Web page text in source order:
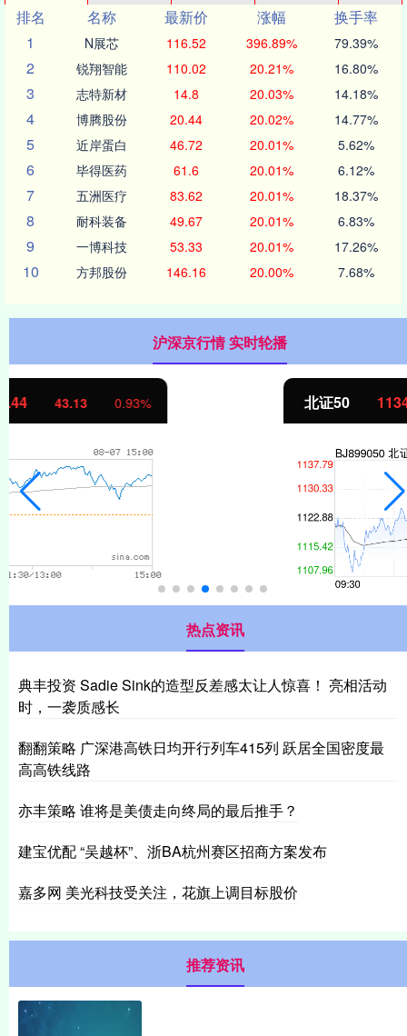
排名
名称 最新价 涨幅
换手率
1
N展芯 116.52 396.89% 79.39%
2 锐翔智能 110.02 20.21% 16.80%
3 志特新材 14.8 20.03% 14.18%
4 博腾股份 20.44 20.02% 14.77%
5 近岸蛋白 46.72 20.01% 5.62%
6 毕得医药 61.6 20.01% 6.12%
7 五洲医疗 83.62 20.01% 18.37%
8 耐科装备 49.67 20.01% 6.83%
9 一博科技 53.33 20.01% 17.26%
10 方邦股份 146.16 20.00% 7.68%
沪深京行情 实时轮播
北证50 1.01%
热点资讯
典丰投资 Sadie Sink的造型反差感太让人惊喜！ 亮相活动
时，一袭质感长
翻翻策略 广深港高铁日均开行列车415列 跃居全国密度最
高高铁线路
亦丰策略 谁将是美债走向终局的最后推手？
建宝优配 “吴越杯”、浙BA杭州赛区招商方案发布
嘉多网 美光科技受关注，花旗上调目标股价
推荐资讯